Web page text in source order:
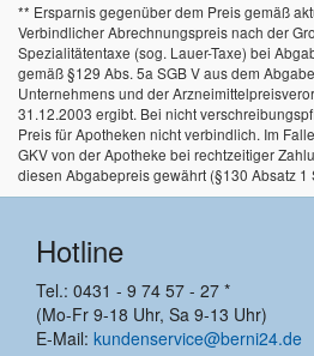
** Ersparnis gegenüber dem Preis gemäß
Verbindlicher Abrechnungspreis nach der
Spezialitätentaxe (sog. Lauer-Taxe) bei
gemäß §129 Abs. 5a SGB V aus dem
Unternehmens und der
31.12.2003 ergibt. Bei nicht
Preis für Apotheken nicht verbindlich. Im
GKV von der Apotheke bei rechtzeitiger
diesen Abgabepreis gewährt (§130 Absatz 1
Hotline
Tel.: 0431 - 9 74 57 - 27 *
(Mo-Fr 9-18 Uhr, Sa 9-13 Uhr)
E-Mail: kundenservice@berni24.de